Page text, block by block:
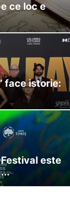
ce loc e
face istorie:
este